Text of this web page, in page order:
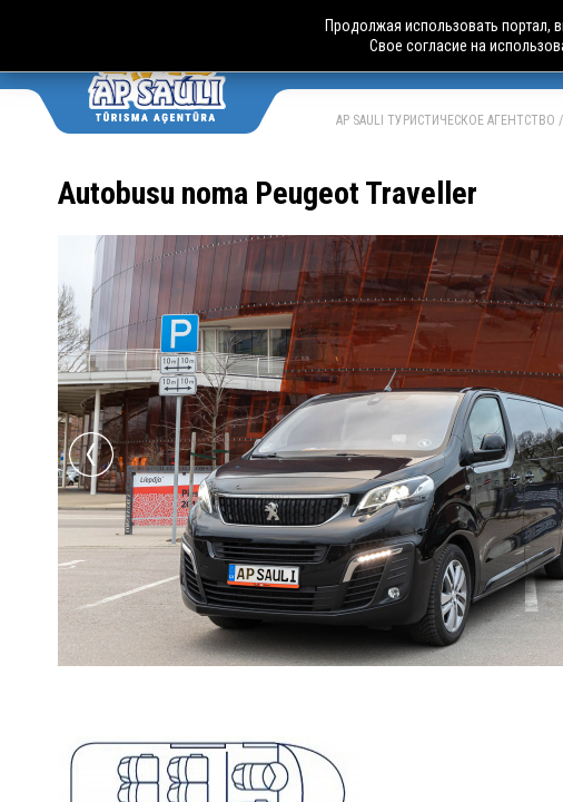
АВТОБУСНЫЕ
AP SAULI ТУРИСТИЧЕСКОЕ АГЕНТСТВО
Autobusu noma Peugeot Traveller
Продолжая использовать портал,
Свое согласие на